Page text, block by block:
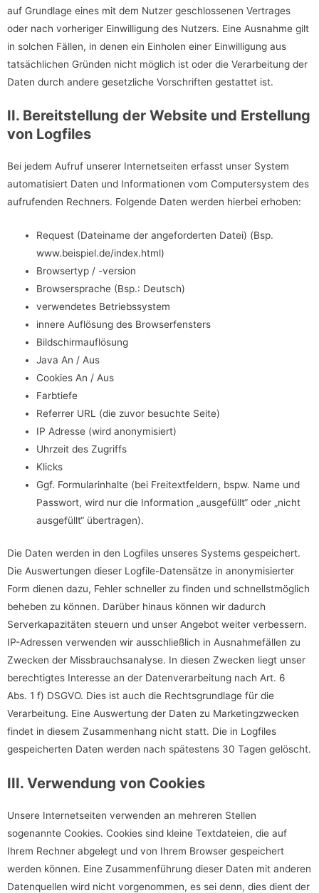
auf Grundlage eines mit dem Nutzer geschlossenen Vertrages
oder nach vorheriger Einwilligung des Nutzers. Eine Ausnahme gilt
in solchen Fällen, in denen ein Einholen einer Einwilligung aus
tatsächlichen Gründen nicht möglich ist oder die Verarbeitung der
Daten durch andere gesetzliche Vorschriften gestattet ist.
II. Bereitstellung der Website und Erstellung
von Logfiles
Bei jedem Aufruf unserer Internetseiten erfasst unser System
automatisiert Daten und Informationen vom Computersystem des
aufrufenden Rechners. Folgende Daten werden hierbei erhoben:
Request (Dateiname der angeforderten Datei) (Bsp.
www.beispiel.de/index.html)
Browsertyp / -version
Browsersprache (Bsp.: Deutsch)
verwendetes Betriebssystem
innere Auflösung des Browserfensters
Bildschirmauflösung
Java An / Aus
Cookies An / Aus
Farbtiefe
Referrer URL (die zuvor besuchte Seite)
IP Adresse (wird anonymisiert)
Uhrzeit des Zugriffs
Klicks
Ggf. Formularinhalte (bei Freitextfeldern, bspw. Name und
Passwort, wird nur die Information „ausgefüllt“ oder „nicht
ausgefüllt“ übertragen).
Die Daten werden in den Logfiles unseres Systems gespeichert.
Die Auswertungen dieser Logfile-Datensätze in anonymisierter
Form dienen dazu, Fehler schneller zu finden und schnellstmöglich
beheben zu können. Darüber hinaus können wir dadurch
Serverkapazitäten steuern und unser Angebot weiter verbessern.
IP-Adressen verwenden wir ausschließlich in Ausnahmefällen zu
Zwecken der Missbrauchsanalyse. In diesen Zwecken liegt unser
berechtigtes Interesse an der Datenverarbeitung nach Art. 6
Abs. 1 f) DSGVO. Dies ist auch die Rechtsgrundlage für die
Verarbeitung. Eine Auswertung der Daten zu Marketingzwecken
findet in diesem Zusammenhang nicht statt. Die in Logfiles
gespeicherten Daten werden nach spätestens 30 Tagen gelöscht.
III. Verwendung von Cookies
Unsere Internetseiten verwenden an mehreren Stellen
sogenannte Cookies. Cookies sind kleine Textdateien, die auf
Ihrem Rechner abgelegt und von Ihrem Browser gespeichert
werden können. Eine Zusammenführung dieser Daten mit anderen
Datenquellen wird nicht vorgenommen, es sei denn, dies dient der